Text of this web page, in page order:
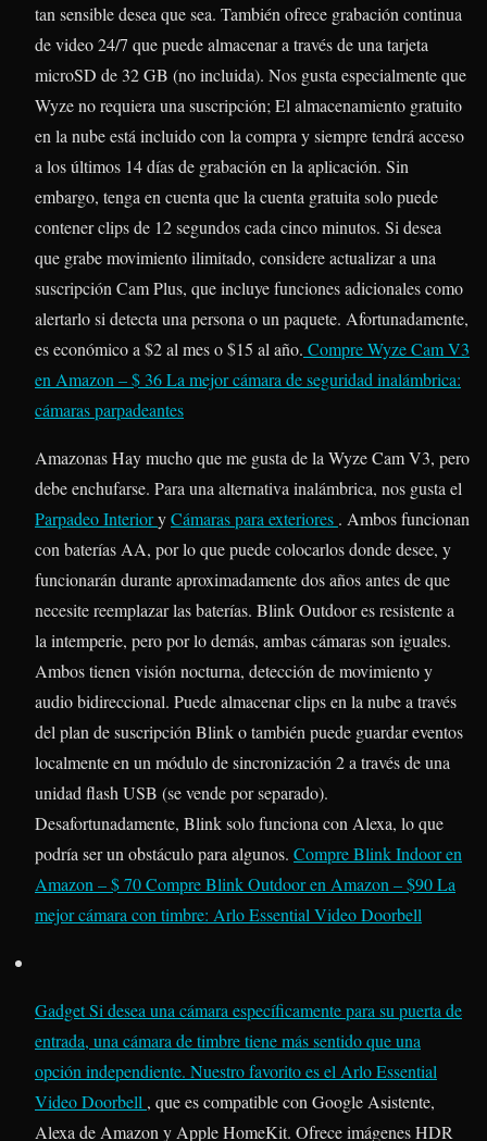
tan sensible desea que sea. También ofrece grabación continua
de video 24/7 que puede almacenar a través de una tarjeta
microSD de 32 GB (no incluida). Nos gusta especialmente que
Wyze no requiera una suscripción; El almacenamiento gratuito
en la nube está incluido con la compra y siempre tendrá acceso
a los últimos 14 días de grabación en la aplicación. Sin
embargo, tenga en cuenta que la cuenta gratuita solo puede
contener clips de 12 segundos cada cinco minutos. Si desea
que grabe movimiento ilimitado, considere actualizar a una
suscripción Cam Plus, que incluye funciones adicionales como
alertarlo si detecta una persona o un paquete. Afortunadamente,
es económico a $2 al mes o $15 al año. Compre Wyze Cam V3
en Amazon – $ 36La mejor cámara de seguridad inalámbrica:
cámaras parpadeantes
Amazonas Hay mucho que me gusta de la Wyze Cam V3, pero
debe enchufarse. Para una alternativa inalámbrica, nos gusta el
Parpadeo InterioryCámaras para exteriores . Ambos funcionan
con baterías AA, por lo que puede colocarlos donde desee, y
funcionarán durante aproximadamente dos años antes de que
necesite reemplazar las baterías. Blink Outdoor es resistente a
la intemperie, pero por lo demás, ambas cámaras son iguales.
Ambos tienen visión nocturna, detección de movimiento y
audio bidireccional. Puede almacenar clips en la nube a través
del plan de suscripción Blink o también puede guardar eventos
localmente en un módulo de sincronización 2 a través de una
unidad flash USB (se vende por separado).
Desafortunadamente, Blink solo funciona con Alexa, lo que
podría ser un obstáculo para algunos. Compre Blink Indoor en
Amazon – $ 70Compre Blink Outdoor en Amazon – $90La
mejor cámara con timbre: Arlo Essential Video Doorbell
GadgetSi desea una cámara específicamente para su puerta de
entrada, una cámara de timbre tiene más sentido que una
opción independiente. Nuestro favorito es el Arlo Essential
Video Doorbell , que es compatible con Google Asistente,
Alexa de Amazon y Apple HomeKit. Ofrece imágenes HDR